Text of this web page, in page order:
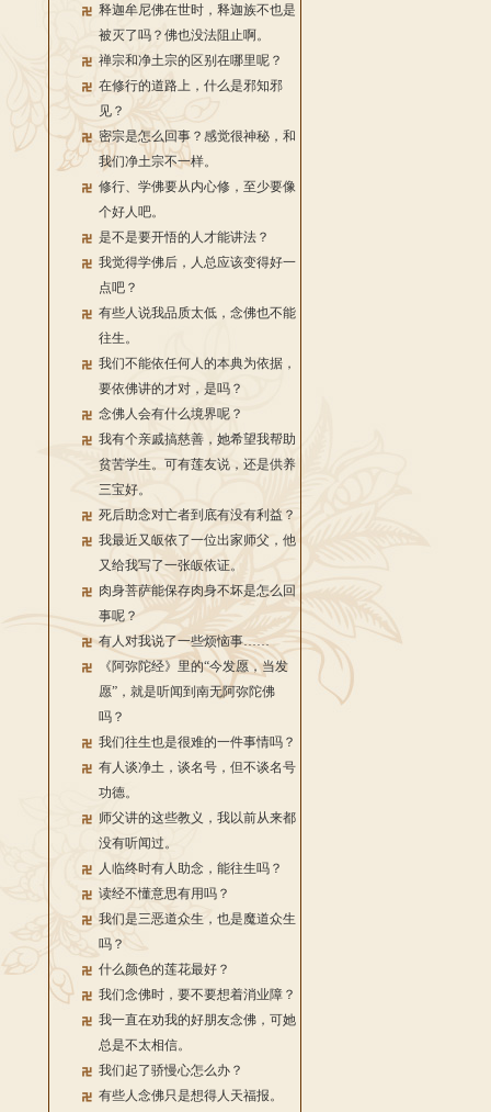
释迦牟尼佛在世时，释迦族不也是
被灭了吗？佛也没法阻止啊。
禅宗和净土宗的区别在哪里呢？
在修行的道路上，什么是邪知邪
见？
密宗是怎么回事？感觉很神秘，和
我们净土宗不一样。
修行、学佛要从内心修，至少要像
个好人吧。
是不是要开悟的人才能讲法？
我觉得学佛后，人总应该变得好一
点吧？
有些人说我品质太低，念佛也不能
往生。
我们不能依任何人的本典为依据，
要依佛讲的才对，是吗？
念佛人会有什么境界呢？
我有个亲戚搞慈善，她希望我帮助
贫苦学生。可有莲友说，还是供养
三宝好。
死后助念对亡者到底有没有利益？
我最近又皈依了一位出家师父，他
又给我写了一张皈依证。
肉身菩萨能保存肉身不坏是怎么回
事呢？
有人对我说了一些烦恼事……
《阿弥陀经》里的“今发愿，当发
愿”，就是听闻到南无阿弥陀佛
吗？
我们往生也是很难的一件事情吗？
有人谈净土，谈名号，但不谈名号
功德。
师父讲的这些教义，我以前从来都
没有听闻过。
人临终时有人助念，能往生吗？
读经不懂意思有用吗？
我们是三恶道众生，也是魔道众生
吗？
什么颜色的莲花最好？
我们念佛时，要不要想着消业障？
我一直在劝我的好朋友念佛，可她
总是不太相信。
我们起了骄慢心怎么办？
有些人念佛只是想得人天福报。